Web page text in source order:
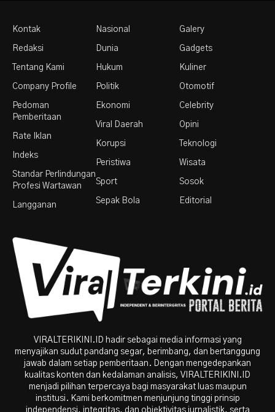
Kontak
Redaksi
Tentang Kami
Company Profile
Pedoman
Pemberitaan
Rate Iklan
Indeks
Standar Perlindungan
Profesi Wartawan
Langganan
Nasional
Dunia
Hukum
Politik
Ekonomi
Viral Daerah
Korupsi
Peristiwa
Sport
Sepak Bola
Galery
Gadgets
Kuliner
Otomotif
Celebrity
Opini
Teknologi
Wisata
Sosok
Editorial
VIRALTERIKINI.ID hadir sebagai media informasi yang
menyajikan sudut pandang segar, berimbang, dan bertanggung
jawab dalam setiap pemberitaan. Dengan mengedepankan
kualitas konten dan kedalaman analisis, VIRALTERIKINI.ID
menjadi pilihan terpercaya bagi masyarakat luas maupun
institusi. Kami berkomitmen menjunjung tinggi prinsip
independensi, integritas, dan objektivitas jurnalistik, serta